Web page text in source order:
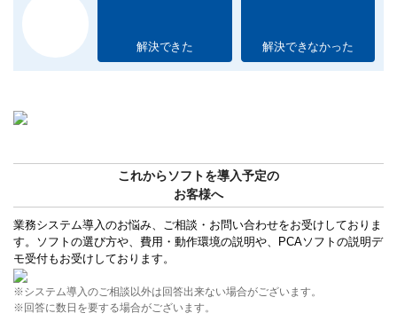
解決できた 解決できなかった
これからソフトを導入予定の
お客様へ
業務システム導入のお悩み、ご相談・お問い合わせをお受けしておりま
す。ソフトの選び方や、費用・動作環境の説明や、PCAソフトの説明デ
モ受付もお受けしております。
※システム導入のご相談以外は回答出来ない場合がございます。
※回答に数日を要する場合がございます。